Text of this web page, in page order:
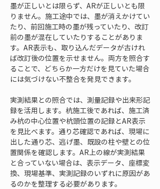
墨が正しいとは限らず、ARが正しいとも限
りません。施工途中では、墨が消えかけてい
たり、前回施工時の墨が残っていたり、改訂
前の墨が混在していたりすることがありま
す。AR表示も、取り込んだデータが古けれ
ば改訂後の位置を示せません。両方を照合す
ることで、どちらか一方だけを見ていた場合
には気づけない不整合を発見できます。
実測結果との照合では、測量記録や出来形記
録を活用します。杭施工後であれば、施工済
み杭の中心位置や杭頭位置の記録とAR表示
を見比べます。通り芯確認であれば、現場に
出した通り芯、逃げ墨、既設の柱や壁との位
置関係を確認します。AR上の線が実測結果
と合っていない場合は、表示データ、座標変
換、現場基準、実測記録のいずれに原因があ
るのかを整理する必要があります。